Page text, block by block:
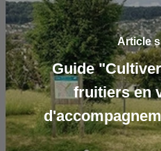
Article
Guide
fruitiers en